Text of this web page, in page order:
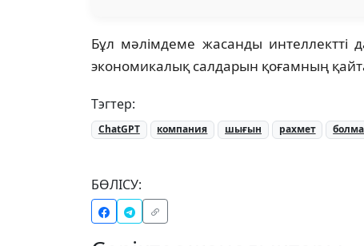
Бұл мәлімдеме жасанды
экономикалық салдарын қоғамның
Тэгтер:
ChatGPT компания шығын рахмет
БӨЛІСУ: